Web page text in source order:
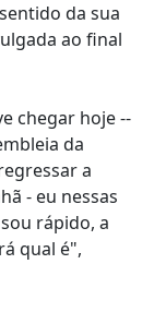
da sua
ao final
chegar hoje --
da
a
- eu nessas
rápido, a
qual é",